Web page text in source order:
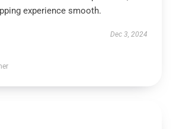
experience smooth.
Dec 3, 2024